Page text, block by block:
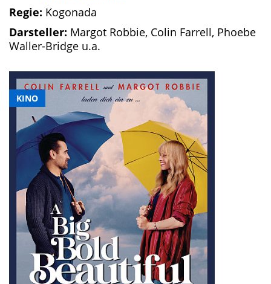
KINO
Regie: Kogonada
Darsteller: Margot Robbie, Colin Farrell, Phoebe
Waller-Bridge u.a.